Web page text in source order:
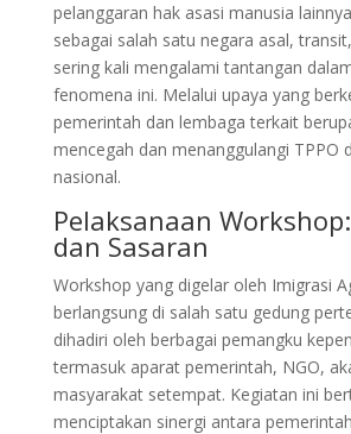
pelanggaran hak asasi manusia
sebagai salah satu negara asal,
sering kali mengalami tantangan
fenomena ini. Melalui upaya yang
pemerintah dan lembaga terkait
mencegah dan menanggulangi TPPO
nasional.
Pelaksanaan
dan Sasaran
Workshop yang digelar oleh Imigrasi
berlangsung di salah satu gedung
dihadiri oleh berbagai pemangku
termasuk aparat pemerintah, NGO,
masyarakat setempat. Kegiatan ini
menciptakan sinergi antara